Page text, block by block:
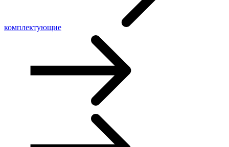
комплектующие